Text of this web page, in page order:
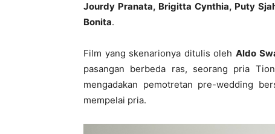
Jourdy Pranata, Brigitta Cynthia, Puty
Bonita.
Film yang skenarionya ditulis oleh Aldo
pasangan berbeda ras, seorang pria
mengadakan pemotretan pre-wedding
mempelai pria.